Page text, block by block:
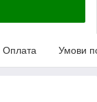
Оплата Умови